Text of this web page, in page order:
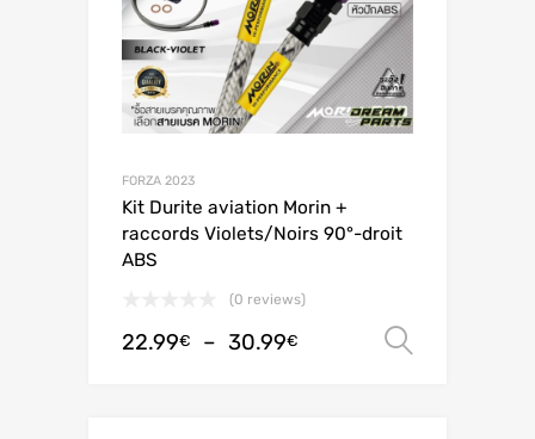
FORZA 2023
Kit Durite aviation Morin +
raccords Violets/Noirs 90°-droit
ABS
(0 reviews)
22.99€ – 30.99€